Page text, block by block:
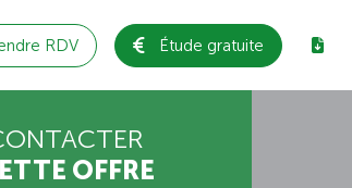
RDV Étude gratuite
OFFRE